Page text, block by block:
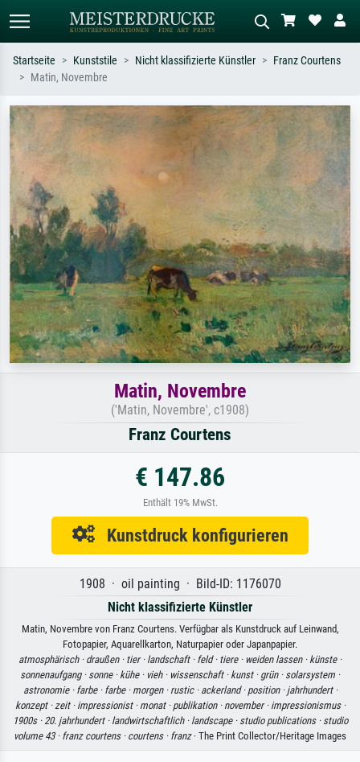
Suchen Sie nach Künstlern, Werktiteln
oder Stilen – z.B. Monet,
Sternennacht, Impressionismus, Welle
Beschreiben Sie die Szene – z.B. Grüne
Wiese, Abstrakt mit viel Rot, Dunkles
Ölgemälde, Stehender Akt neben einem
Baum.
Startseite Kunststile Nicht klassifizierte Künstler
Franz Courtens
Matin, Novembre
Matin, Novembre
('Matin, Novembre', c1908)
Franz Courtens
€ 147.86
Enthält 19% MwSt.
Kunstdruck konfigurieren
1908 · oil painting · Bild-ID: 1176070
Nicht klassifizierte Künstler
Matin, Novembre von Franz Courtens. Verfügbar als Kunstdruck auf Leinwand,
Fotopapier, Aquarellkarton, Naturpapier oder Japanpapier.
atmosphärisch · draußen · tier · landschaft · feld · tiere · weiden lassen · künste ·
sonnenaufgang · sonne · kühe · vieh · wissenschaft · kunst · grün · solarsystem ·
astronomie · farbe · farbe · morgen · rustic · ackerland · position · jahrhundert ·
konzept ·zeit · impressionist · monat · publikation · november · impressionismus ·
1900s ·20. jahrhundert · landwirtschaftlich · landscape · studio publications · studio
volume 43 · franz courtens · courtens · franz· The Print Collector/Heritage Images